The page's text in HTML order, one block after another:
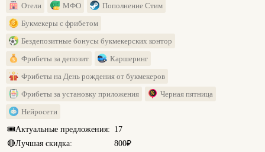
Отели
МФО
Пополнение Стим
Букмекеры с фрибетом
Бездепозитные бонусы букмекерских контор
Фрибеты за депозит
Каршеринг
Фрибеты на День рождения от букмекеров
Фрибеты за установку приложения
Черная пятница
Нейросети
🎟️Актуальные предложения: 17
🔴Лучшая скидка:
800₽